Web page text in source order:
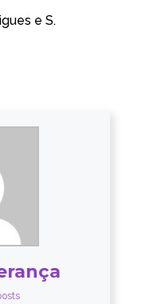
e S.